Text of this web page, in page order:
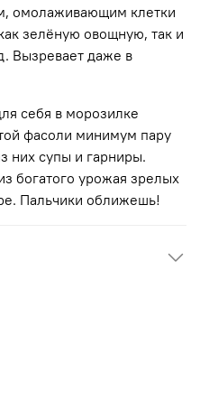
омолаживающим клетки
зелёную овощную, так и
Вызревает даже в
себя в морозилке
фасоли минимум пару
них супы и гарниры.
богатого урожая зрелых
Пальчики оближешь!